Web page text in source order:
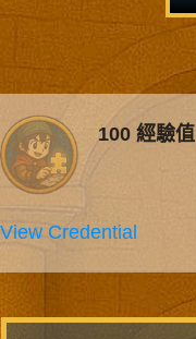
100 經驗值
View Credential